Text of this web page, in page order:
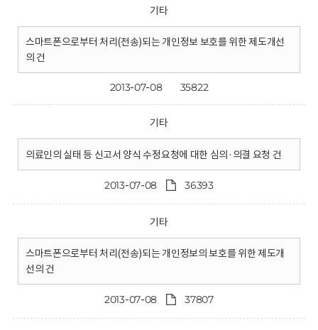
기타
스마트폰으로부터 처리(전송)되는 개인정보 보호를 위한 제도개선
의 건
2013-07-08 35822
기타
의료인의 실태 등 신고서 양식 수정요청에 대한 심의·의결 요청 건
2013-07-08 36393
기타
스마트폰으로부터 처리(전송)되는 개인정보의 보호를 위한 제도개
선의 건
2013-07-08 37807